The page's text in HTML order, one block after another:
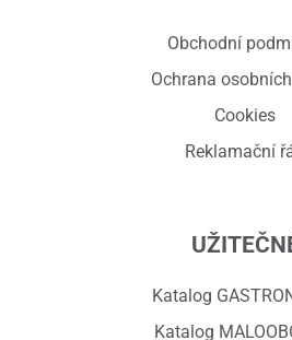
Obchodní
Ochrana
Cookies
Reklamační
Katalog
Katalog